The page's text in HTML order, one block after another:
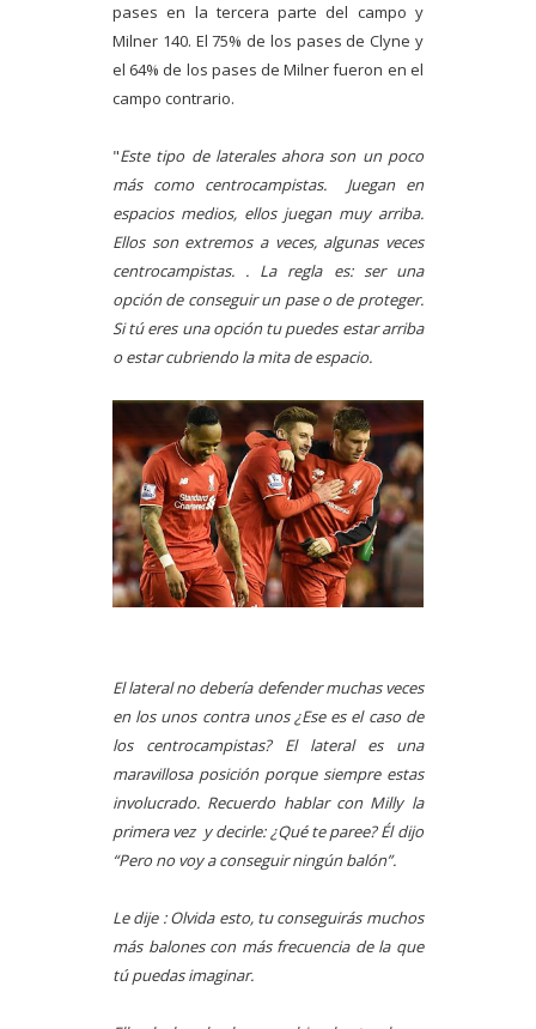
pases en la tercera parte del campo y
Milner 140. El 75% de los pases de Clyne y
el 64% de los pases de Milner fueron en el
campo contrario.
"Este tipo de laterales ahora son un poco
más como centrocampistas. Juegan en
espacios medios, ellos juegan muy arriba.
Ellos son extremos a veces, algunas veces
centrocampistas. . La regla es: ser una
opción de conseguir un pase o de proteger.
Si tú eres una opción tu puedes estar arriba
o estar cubriendo la mita de espacio.
El lateral no debería defender muchas veces
en los unos contra unos ¿Ese es el caso de
los centrocampistas? El lateral es una
maravillosa posición porque siempre estas
involucrado. Recuerdo hablar con Milly la
primera vez y decirle: ¿Qué te paree? Él dijo
“Pero no voy a conseguir ningún balón”.
Le dije : Olvida esto, tu conseguirás muchos
más balones con más frecuencia de la que
tú puedas imaginar.